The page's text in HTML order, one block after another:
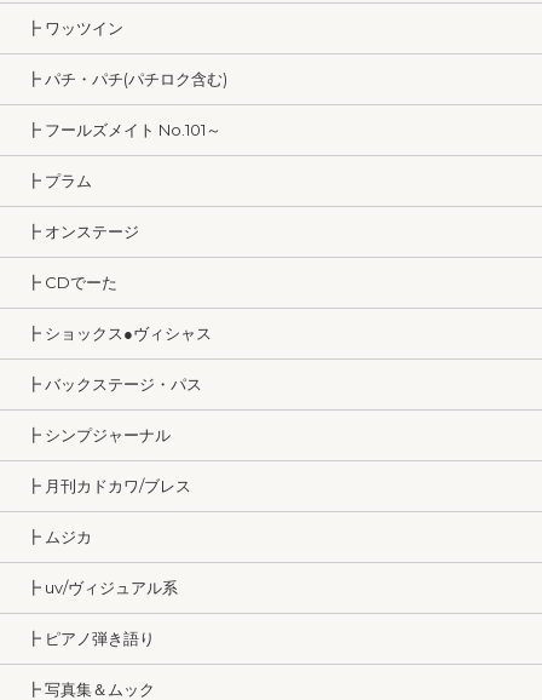
┣ ワッツイン
┣ パチ・パチ(パチロク含む)
┣ フールズメイト No.101～
┣ プラム
┣ オンステージ
┣ CDでーた
┣ ショックス●ヴィシャス
┣ バックステージ・パス
┣ シンプジャーナル
┣ 月刊カドカワ/ブレス
┣ ムジカ
┣ uv/ヴィジュアル系
┣ ピアノ弾き語り
┣ 写真集＆ムック